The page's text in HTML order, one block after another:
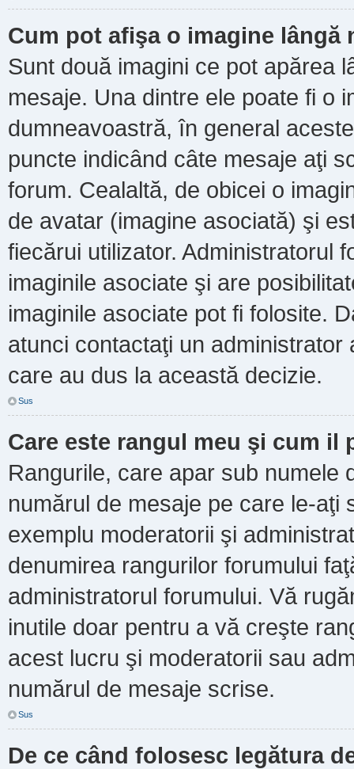
Cum pot afişa o imagine lângă
Sunt două imagini ce pot apărea
mesaje. Una dintre ele poate fi o
dumneavoastră, în general
puncte indicând câte mesaje aţi
forum. Cealaltă, de obicei o
de avatar (imagine asociată) şi
fiecărui utilizator. Administratorul
imaginile asociate şi are
imaginile asociate pot fi folosite.
atunci contactaţi un
care au dus la această decizie.
Sus
Care este rangul meu şi cum il
Rangurile, care apar sub numele
numărul de mesaje pe care le-aţi
exemplu moderatorii şi
denumirea rangurilor forumului
administratorul forumului. Vă
inutile doar pentru a vă creşte
acest lucru şi moderatorii sau
numărul de mesaje scrise.
Sus
De ce când folosesc legătura